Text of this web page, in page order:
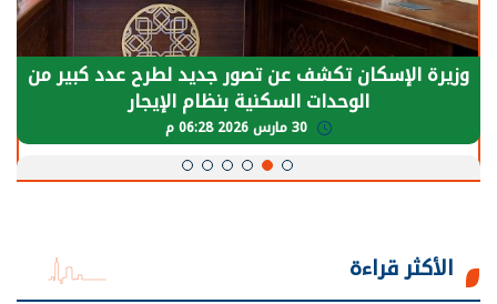
الرئيس السيسي: توقف الأنشطة في قطاع الطاقة
يحتاج إلى سنوات لعودة معدلات الإنتاج الطبيعية
الأكثر قراءة